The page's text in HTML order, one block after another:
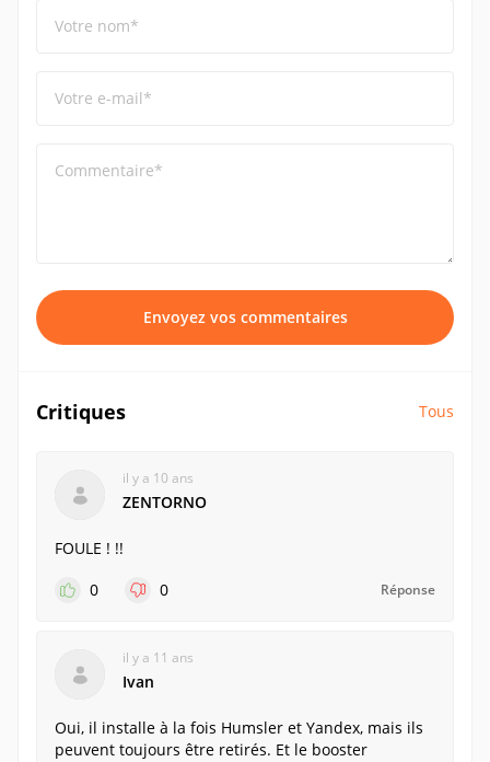
Votre nom*
Votre e-mail*
Commentaire*
Envoyez vos commentaires
Critiques Tous
il y a 10 ans
ZENTORNO
FOULE ! !!
0
0 Réponse
il y a 11 ans
Ivan
Oui, il installe à la fois Humsler et Yandex, mais ils
peuvent toujours être retirés. Et le booster